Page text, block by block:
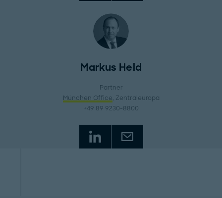
Markus Held
Partner
München Office, Zentraleuropa
+49 89 9230-8800